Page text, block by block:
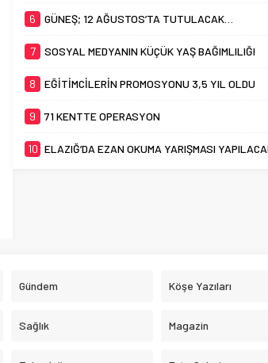
6 GÜNEŞ; 12 AĞUSTOS’TA TUTULACAK…
7 SOSYAL MEDYANIN KÜÇÜK YAŞ BAĞIMLILIĞI
8 EĞİTİMCİLERİN PROMOSYONU 3,5 YIL OLDU
9 71 KENTTE OPERASYON
10 ELAZIĞ’DA EZAN OKUMA YARIŞMASI
Gündem Köşe Yazıları
Sağlık Magazin